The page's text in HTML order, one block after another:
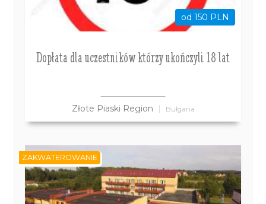
od 150 PLN
Dopłata dla uczestników którzy ukończyli 18 lat
Złote Piaski Region Bułgaria
ZAKWATEROWANIE